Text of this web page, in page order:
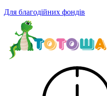
Для благодійних фондів